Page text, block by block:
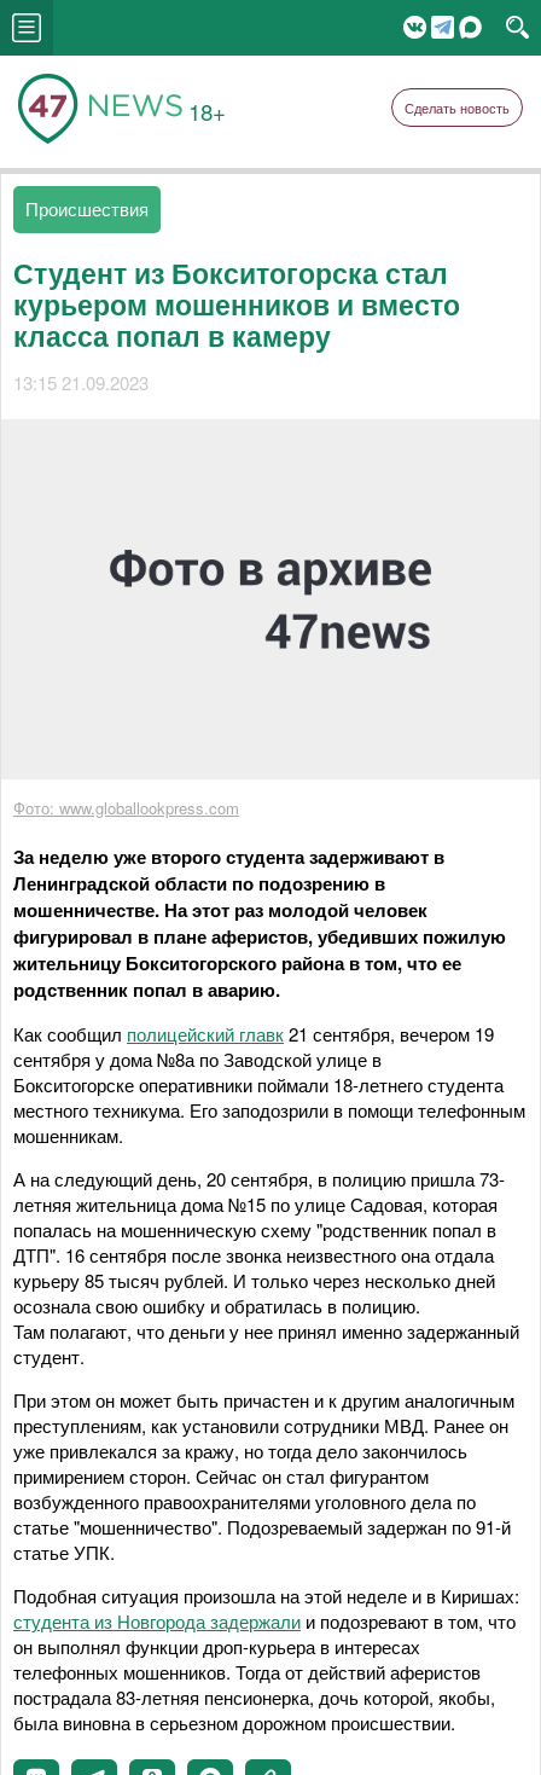
18+ Сделать новость
Происшествия
Студент из Бокситогорска стал
курьером мошенников и вместо
класса попал в камеру
13:15 21.09.2023
Фото: www.globallookpress.com
За неделю уже второго студента задерживают в
Ленинградской области по подозрению в
мошенничестве. На этот раз молодой человек
фигурировал в плане аферистов, убедивших пожилую
жительницу Бокситогорского района в том, что ее
родственник попал в аварию.
Как сообщил полицейский главк21 сентября, вечером 19
сентября у дома №8а по Заводской улице в
Бокситогорске оперативники поймали 18-летнего студента
местного техникума. Его заподозрили в помощи телефонным
мошенникам.
А на следующий день, 20 сентября, в полицию пришла 73-
летняя жительница дома №15 по улице Садовая, которая
попалась на мошенническую схему "родственник попал в
ДТП". 16 сентября после звонка неизвестного она отдала
курьеру 85 тысяч рублей. И только через несколько дней
осознала свою ошибку и обратилась в полицию.
Там полагают, что деньги у нее принял именно задержанный
студент.
При этом он может быть причастен и к другим аналогичным
преступлениям, как установили сотрудники МВД. Ранее он
уже привлекался за кражу, но тогда дело закончилось
примирением сторон. Сейчас он стал фигурантом
возбужденного правоохранителями уголовного дела по
статье "мошенничество". Подозреваемый задержан по 91-й
статье УПК.
Подобная ситуация произошла на этой неделе и в Киришах:
студента из Новгорода задержали и подозревают в том, что
он выполнял функции дроп-курьера в интересах
телефонных мошенников. Тогда от действий аферистов
пострадала 83-летняя пенсионерка, дочь которой, якобы,
была виновна в серьезном дорожном происшествии.